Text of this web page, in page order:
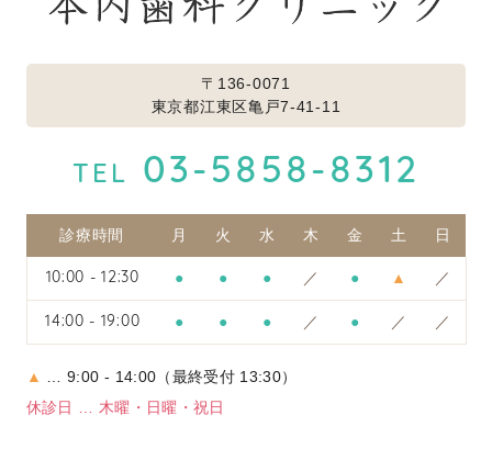
〒136-0071
東京都江東区亀戸7-41-11
TEL 03-5858-8312
診療時間 月 火 水 木 金 土 日
10:00 - 12:30 ● ● ● ／ ● ▲ ／
14:00 - 19:00 ● ● ● ／ ● ／ ／
▲ … 9:00 - 14:00（最終受付 13:30）
休診日 … 木曜・日曜・祝日